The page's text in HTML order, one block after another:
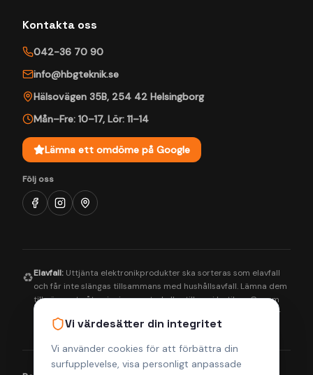
Vi värdesätter din integritet
Vi använder cookies för att förbättra din
surfupplevelse, visa personligt anpassade
Kontakta oss
042-36 70 90
info@hbgteknik.se
Hälsovägen 35B, 254 42 Helsingborg
Mån–Fre: 10–17, Lör: 11–14
Lämna ett omdöme på Google
Följ oss
♻️Elavfall: Uttjänta elektronikprodukter ska sorteras som elavfall
och får inte slängas tillsammans med hushållsavfall. Lämna dem
till närmaste återvinningscentral eller till oss i butiken. Genom
korrekt hantering bidrar du till en bättre miljö och säkerställer
att farliga ämnen tas om hand på rätt sätt.